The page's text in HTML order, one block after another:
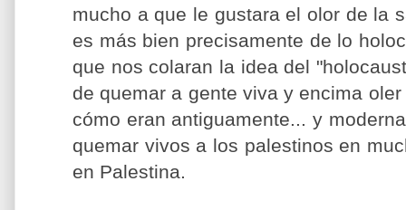
mucho a que le gustara el olor de la
es más bien precisamente de lo
que nos colaran la idea del
de quemar a gente viva y encima
cómo eran antiguamente... y
quemar vivos a los palestinos en
en Palestina.